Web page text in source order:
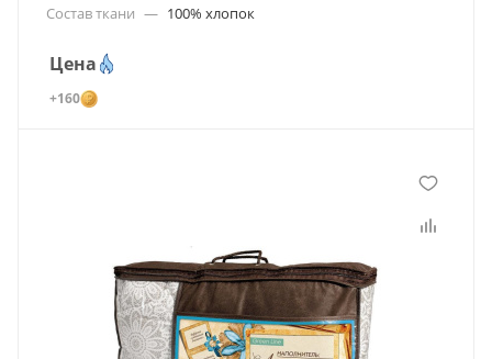
Состав ткани — 100% хлопок
Цена
+160